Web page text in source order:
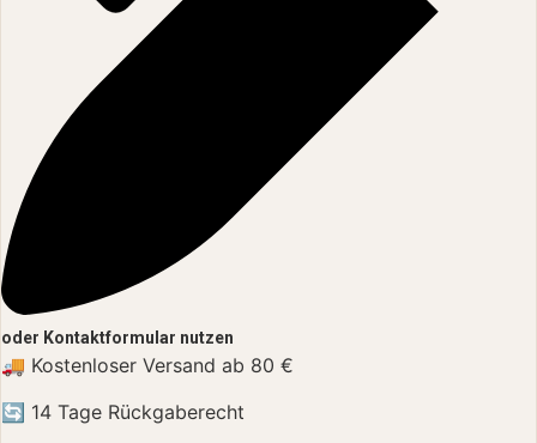
oder Kontaktformular nutzen
🚚 Kostenloser Versand ab 80 €
🔄 14 Tage Rückgaberecht